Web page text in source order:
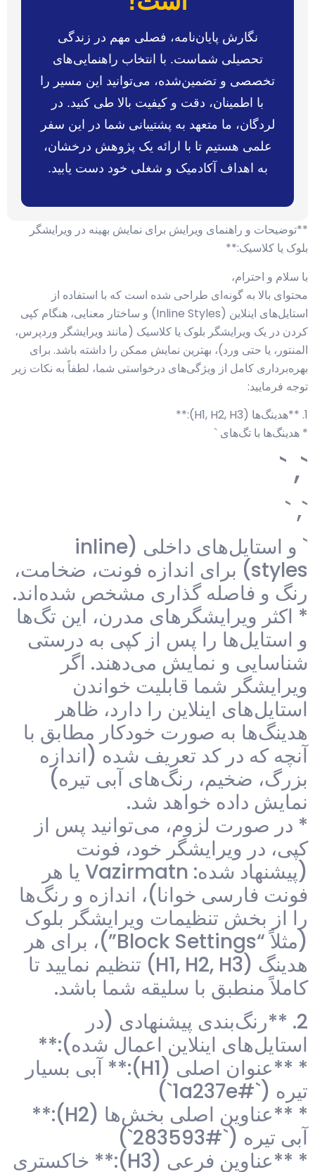
نگارش پایان‌نامه، فصلی مهم در زندگی
تحصیلی شماست. با انتخاب راهنمایی‌های
تخصصی و تضمین‌شده، می‌توانید این مسیر را
با اطمینان، دقت و کیفیت بالا طی کنید. در
لردگان، ما متعهد به پشتیبانی شما در این سفر
علمی هستیم تا با ارائه یک پژوهش درخشان،
به اهداف آکادمیک و شغلی خود دست یابید.
**توضیحات و راهنمای ویرایش برای نمایش بهینه در ویرایشگر
بلوک یا کلاسیک:**
با سلام و احترام،
محتوای بالا به گونه‌ای طراحی شده است که با استفاده از
استایل‌های اینلاین (Inline Styles) و ساختار معنایی، هنگام کپی
کردن در یک ویرایشگر بلوک یا کلاسیک (مانند ویرایشگر وردپرس،
المنتور، یا حتی ورد)، بهترین نمایش ممکن را داشته باشد. برای
بهره‌برداری کامل از ویژگی‌های درخواستی شما، لطفاً به نکات زیر
توجه فرمایید:
1. **هدینگ‌ها (H1, H2, H3):**
* هدینگ‌ها با تگ‌های `
`, `
`, `
` و استایل‌های داخلی (inline
styles) برای اندازه فونت، ضخامت،
رنگ و فاصله گذاری مشخص شده‌اند.
* اکثر ویرایشگرهای مدرن، این تگ‌ها
و استایل‌ها را پس از کپی به درستی
شناسایی و نمایش می‌دهند. اگر
ویرایشگر شما قابلیت خواندن
استایل‌های اینلاین را دارد، ظاهر
هدینگ‌ها به صورت خودکار مطابق با
آنچه که در کد تعریف شده (اندازه
بزرگ، ضخیم، رنگ‌های آبی تیره)
نمایش داده خواهد شد.
* در صورت لزوم، می‌توانید پس از
کپی، در ویرایشگر خود، فونت
(پیشنهاد شده: Vazirmatn یا هر
فونت فارسی خوانا)، اندازه و رنگ‌ها
را از بخش تنظیمات ویرایشگر بلوک
(مثلاً “Block Settings”)، برای هر
هدینگ (H1, H2, H3) تنظیم نمایید تا
کاملاً منطبق با سلیقه شما باشد.
2. **رنگ‌بندی پیشنهادی (در
استایل‌های اینلاین اعمال شده):**
* **عنوان اصلی (H1):** آبی بسیار
تیره (`#1a237e`)
* **عناوین اصلی بخش‌ها (H2):**
آبی تیره (`#283593`)
* **عناوین فرعی (H3):** خاکستری